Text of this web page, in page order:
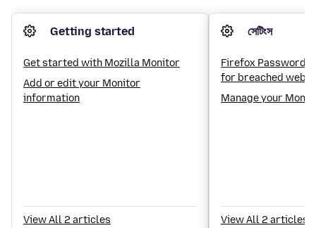
Getting started
Get started with Mozilla Monitor
Add or edit your Monitor
information
View All 2 articles
সেটিংস
Firefox Password
for breached
Manage your
View All 2 articles